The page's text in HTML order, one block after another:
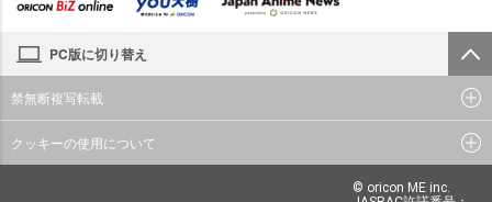
PC版に切り替え
禁無断複写転載
クッキーの使用について
© oricon ME inc.